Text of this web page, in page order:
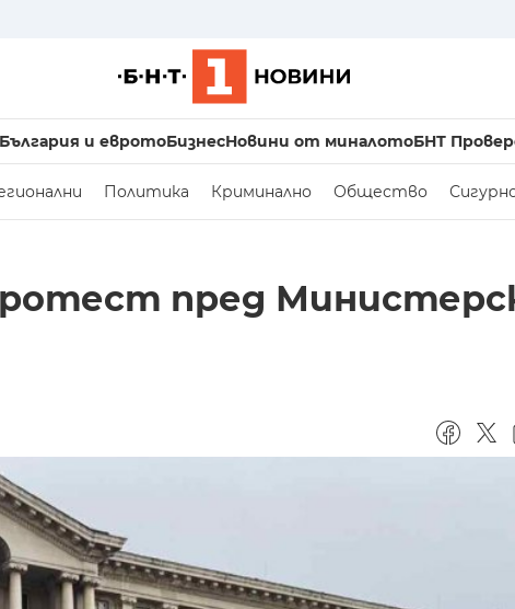
и евротоБизнесНовини от миналотоБНТ
Политика Криминално Общество
пред